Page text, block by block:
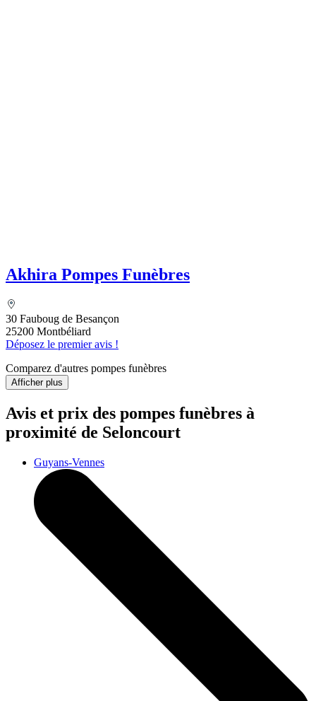
Akhira Pompes Funèbres
30 Fauboug de Besançon
25200 Montbéliard
Déposez le premier avis !
Comparez d'autres pompes funèbres
Afficher plus
Avis et prix des pompes funèbres à
proximité de Seloncourt
Guyans-Vennes